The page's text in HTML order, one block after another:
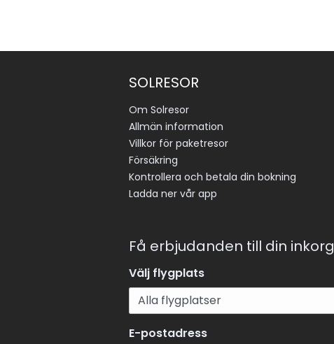
SOLRESOR
Om Solresor
Allmän information
Villkor för paketresor
Försäkring
Kontrollera och betala din bokning
Ladda ner vår app
Få erbjudanden till din inkorg
Välj flygplats
E-postadress